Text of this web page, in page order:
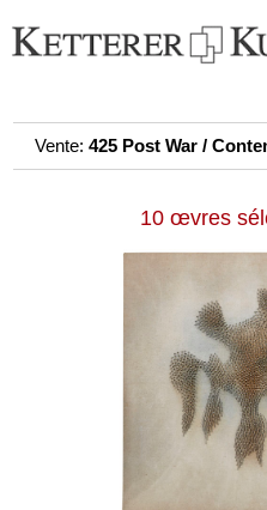
Vente: 425 Post War /
10 œvres